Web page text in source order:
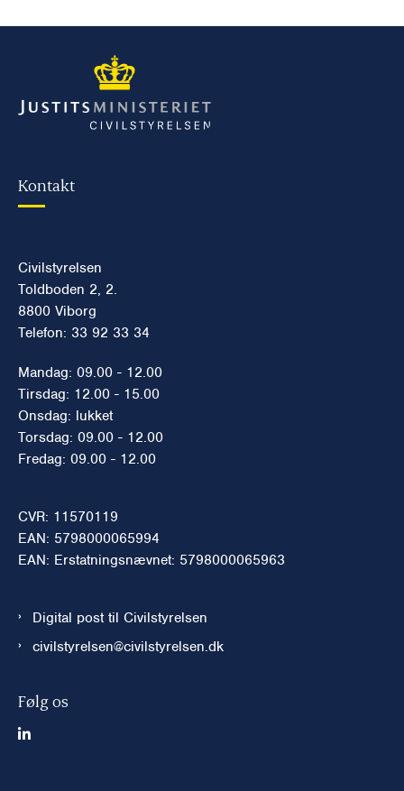
Kontakt
Civilstyrelsen
Toldboden 2, 2.
8800 Viborg
Telefon: 33 92 33 34
Mandag: 09.00 - 12.00
Tirsdag: 12.00 - 15.00
Onsdag: lukket
Torsdag: 09.00 - 12.00
Fredag: 09.00 - 12.00
CVR: 11570119
EAN: 5798000065994
EAN: Erstatningsnævnet: 5798000065963
Digital post til Civilstyrelsen
civilstyrelsen@civilstyrelsen.dk
Følg os